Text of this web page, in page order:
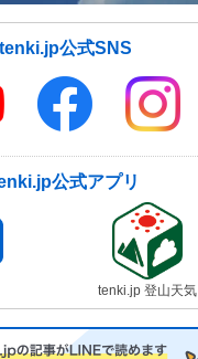
tenki.jp公式SNS
公式アプリ
tenki.jp 登山天気